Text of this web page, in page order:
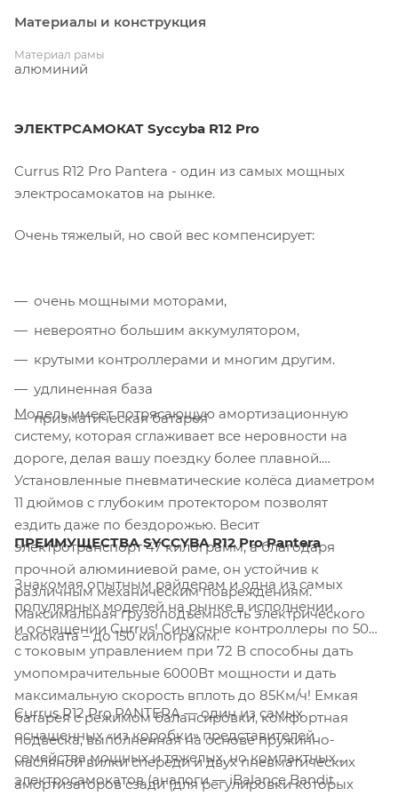
Материалы и конструкция
Материал рамы
алюминий
ЭЛЕКТРСАМОКАТ Syccyba R12 Pro
Currus R12 Pro Pantera - один из самых мощных
электросамокатов на рынке.
Очень тяжелый, но свой вес компенсирует:
очень мощными моторами,
невероятно большим аккумулятором,
крутыми контроллерами и многим другим.
удлиненная база
призматическая батарея
Модель имеет потрясающую амортизационную
систему, которая сглаживает все неровности на
дороге, делая вашу поездку более плавной.
Установленные пневматические колёса диаметром
11 дюймов с глубоким протектором позволят
ездить даже по бездорожью. Весит
электротранспорт 47 килограмм, а благодаря
прочной алюминиевой раме, он устойчив к
различным механическим повреждениям.
Максимальная грузоподъёмность электрического
самоката – до 150 килограмм.
ПРЕИМУЩЕСТВА SYCCYBA R12 Pro Pantera
Знакомая опытным райдерам и одна из самых
популярных моделей на рынке в исполнении
и оснащении Currus! Синусные контроллеры по 50А
с токовым управлением при 72 В способны дать
умопомрачительные 6000Вт мощности и дать
максимальную скорость вплоть до 85Км/ч! Емкая
батарея с режимом балансировки, комфортная
подвеска, выполненная на основе пружинно-
масляной вилки спереди и двух пневматических
амортизаторов сзади (для регулировки которых
Currus R12 Pro PANTERA — один из самых
оснащенных «из коробки» представителей
семейства мощных и тяжелых, но компактных
электросамокатов (аналоги — iBalance Bandit